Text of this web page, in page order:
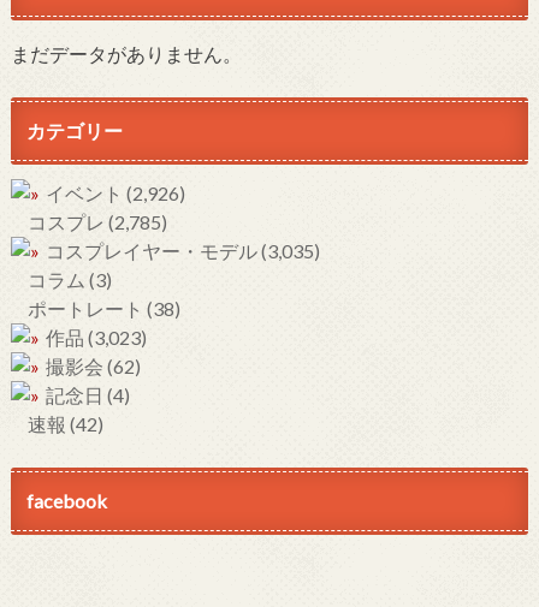
まだデータがありません。
カテゴリー
イベント (2,926)
コスプレ (2,785)
コスプレイヤー・モデル(3,035)
コラム (3)
ポートレート (38)
作品 (3,023)
撮影会 (62)
記念日 (4)
速報 (42)
facebook